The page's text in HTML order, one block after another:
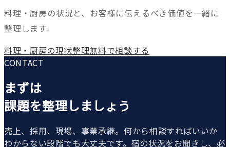
料理・厨房の状況と、お客様に伝えるべき価値を一緒に
整理します。
料理・厨房の現状整理無料で相談する
CONTACT
まずは
課題を整理しましょう
売上、採用、現場、事業承継。何から相談すればいいか
わからない段階でも大丈夫です。宿の状況をお聞きし、必